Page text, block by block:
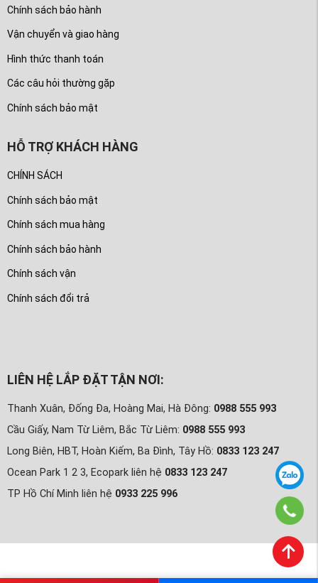
Chính sách bảo hành
Vận chuyển và giao hàng
Hình thức thanh toán
Các câu hỏi thường gặp
Chính sách bảo mật
HỖ TRỢ KHÁCH HÀNG
CHÍNH SÁCH
Chính sách bảo mật
Chính sách mua hàng
Chính sách bảo hành
Chính sách vận
Chính sách đổi trả
LIÊN HỆ LẮP ĐẶT TẬN NƠI:
Thanh Xuân, Đống Đa, Hoàng Mai, Hà Đông: 0988 555 993
Cầu Giấy, Nam Từ Liêm, Bắc Từ Liêm: 0988 555 993
Long Biên, HBT, Hoàn Kiếm, Ba Đình, Tây Hồ: 0833 123 247
Ocean Park 1 2 3, Ecopark liên hệ 0833 123 247
TP Hồ Chí Minh liên hệ 0933 225 996